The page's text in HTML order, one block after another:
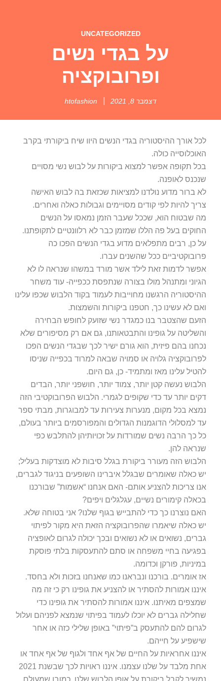
UNCATEGORIZED
על בגדי נשים
ופרובוקציה
דצמבר 8, 2021 htofashion
לכל אורך ההיסטוריה בגדי הנשים היוו שיח ביקורתי בקרב
האוכלוסייה כולה.
בכל תקופה אפשר למצוא ביקורות על לבוש נשי מסויים
שנכנס לאופנה.
לא ברור מדוע נולדנו למציאות שכזאת בה לבוש האישה
צריך להיות לפי קודים מסויימים וגבולות כאלה ואחרים.
מה שבטוח הוא, שככל שעבר הזמן נמאסו על הנשים
החוקים בעל פה הללו שמזמן כבר לא רלוונטיים לתקופתנו.
על כן, רבים מתפלאים מדוע בגדי הנשים הפכו כה
פרובוקטיביים ככל שהשנים עברו.
אפשר לדמות זאת לילד אשר מורד במשהו שנראה לו לא
הגיוני ומתנהל מולו בצורה שנתפסת ככפייה- עוד משחר
ההיסטוריה הרגשנו מחוייבות לעמוד בקוד הלבוש שכפו עלינו
ואם לא עשינו כך, חטפנו ביקורות והשמצות.
הזעם שהצטבר בנו כמגדר נשי שזועק לחופש הבחירה
והשליטה על גופינו והתבטאותנו, גם אם רק מסיפורים שלא
נכחנו בהם פיזית, הוא גורם ישיר לכך שבגדי הנשים הפכו
לפרובוקציה גלויה או סמויה שבאה למרוד בכפייה שניסו
להטיל עלינו מאז ומתמיד- כן, גם היום.
הלבוש נעשה קטן יותר, צמוד יותר, חושפני יותר, הבדים
דקים יותר עד כדי שקופים לגמרי. הלבוש הפרובוקטיבי הזה
נמצא בכל מקום, מנערות צעירות עד למבוגרות, מבתי ספר
עד למסלולי הדוגמנות הגדולים והמפורסמים ביותר בעולם,
כל כך הרבה נשים שמורדות על זכויותיהן להתלבש כפי
שנראה להן.
הלבוש הזה מעורר ביקורת בגלל סיבות לא מוצדקות בעליל;
יש כאלה שאומרים שבגלל איברינו השופעים בניגוד לגברים,
אנו צריכות להצניע אותם- האם אנחנו “אשמות” שבורכנו
בכאלה קימורים נשיים, עגלגלים ויפים?
האם נוצרנו כך כדי להתבייש בגוף שלנו? אני בטוחה שלא.
יש כאלה שיאמרו שהפרובוקציה הזאת היא מקור לפיתוי
גברים, נשואים או לא נשואים ובכך יכולה לגרום לאופציה
בפגיעה בחיי משפחה או סתם להתעסקות בלתי פוסקת
במיניות, פורקן וכדומה.
אז אומרים. בורכנו ונבראנו כמו שאנחנו בזכות ולא בחסד.
איננו אמורות להסתיר או להצניע את גופינו רק כי זה מה
שמצפים מאיתנו. איננו אמורות להסתיר את גופינו כדי
שחלילה גברים לא יוכלו לעמוד בפיתוי שנמצא לפניהם ועלול
לגרום להם להתעסק ב”פיתוי” באופן שלילי כזה או אחר
שישפיע על חייהם.
איננו אחראיות על החיים של אף אחד ולגוף של אף אחד או
אחת מלבד על שלנו עצמנו. איננו ראויות לכך שבשנת 2021
נמשיך לקבל ביקורת על אופן הלבוש שלנו, כמובן שמעולם